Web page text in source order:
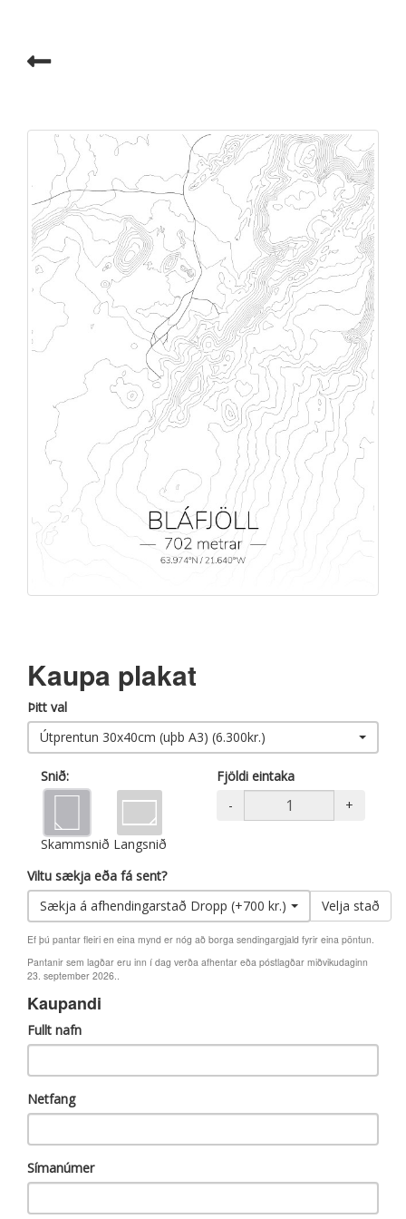
Kaupa plakat
Þitt val
Útprentun 30x40cm (uþb A3) (6.300kr.)
Snið:
Skammsnið Langsnið
Fjöldi eintaka
-
+
Viltu sækja eða fá sent?
Sækja á afhendingarstað Dropp (+700 kr.)
Velja stað
Ef þú pantar fleiri en eina mynd er nóg að borga sendingargjald fyrir eina pöntun.
Pantanir sem lagðar eru inn í dag verða afhentar eða póstlagðar miðvikudaginn
23. september 2026..
Kaupandi
Fullt nafn
Netfang
Símanúmer